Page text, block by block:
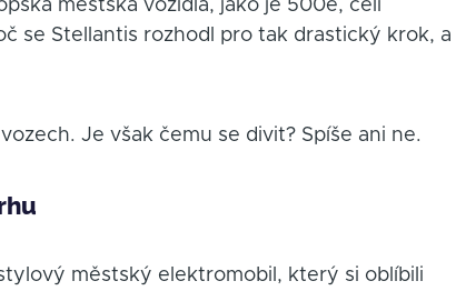
městská vozidla, jako je 500e, čelí
se Stellantis rozhodl pro tak drastický krok, a
Je však čemu se divit? Spíše ani ne.
městský elektromobil, který si oblíbili